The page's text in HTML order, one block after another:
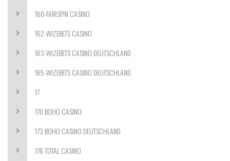
160-FAIRSPIN CASINO
162-WIZEBETS CASINO
163-WIZEBETS CASINO DEUTSCHLAND
165-WIZEBETS CASINO DEUTSCHLAND
17
170 BOHO CASINO
173 BOHO CASINO DEUTSCHLAND
176 TOTAL CASINO